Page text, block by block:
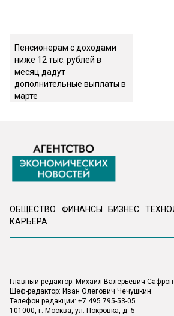
Пенсионерам с доходами
ниже 12 тыс. рублей в
месяц дадут
дополнительные выплаты в
марте
ОБЩЕСТВО ФИНАНСЫ БИЗНЕС
КАРЬЕРА
Главный редактор: Михаил Валерьевич
Шеф-редактор: Иван Олегович Чечушкин.
Телефон редакции: +7 495 795-53-05
101000, г. Москва, ул. Покровка, д. 5